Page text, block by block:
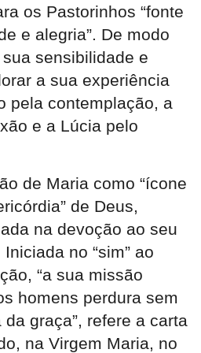
os Pastorinhos “fonte
e alegria”. De modo
sensibilidade e
a sua experiência
pela contemplação, a
e a Lúcia pelo
de Maria como “ícone
de Deus,
na devoção ao seu
no “sim” ao
“a sua missão
homens perdura sem
graça”, refere a carta
na Virgem Maria, no